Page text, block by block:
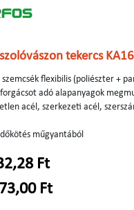
tekercs
flexibilis (poliészter +
adó alapanyagok
acél, szerkezeti acél,
műgyantából
Ft
Ft